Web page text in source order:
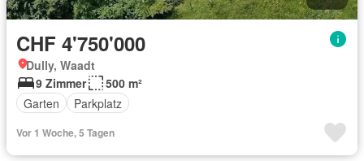
CHF 4'750'000
Dully, Waadt
9 Zimmer
500 m²
Garten
Parkplatz
Vor 1 Woche, 5 Tagen